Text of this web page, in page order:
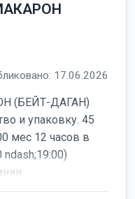
17.06.2026
(БЕЙТ-ДАГАН)
и упаковку. 45
мес 12 часов в
...